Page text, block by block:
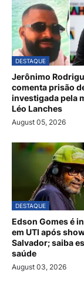
DESTAQUE
Jerônimo
comenta prisão
investigada pela
Léo Lanches
August 05, 2026
DESTAQUE
Edson Gomes é
em UTI após
Salvador; saiba
saúde
August 03, 2026